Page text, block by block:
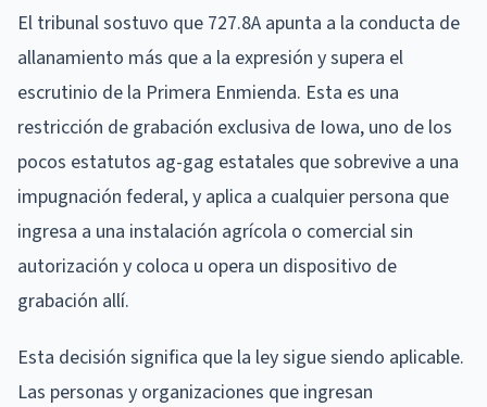
El tribunal sostuvo que 727.8A apunta a la conducta de
allanamiento más que a la expresión y supera el
escrutinio de la Primera Enmienda. Esta es una
restricción de grabación exclusiva de Iowa, uno de los
pocos estatutos ag-gag estatales que sobrevive a una
impugnación federal, y aplica a cualquier persona que
ingresa a una instalación agrícola o comercial sin
autorización y coloca u opera un dispositivo de
grabación allí.
Esta decisión significa que la ley sigue siendo aplicable.
Las personas y organizaciones que ingresan